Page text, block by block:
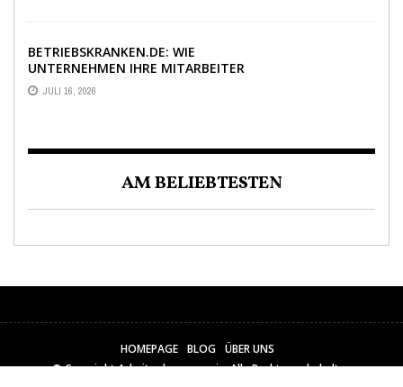
BETRIEBSKRANKEN.DE: WIE
UNTERNEHMEN IHRE MITARBEITER
DANK PKV-STATUS BINDEN
JULI 16, 2026
AM BELIEBTESTEN
HOMEPAGE BLOG
ÜBER UNS
© CopyrightArbeitgebermagazin. Alle Rechte vorbehalten